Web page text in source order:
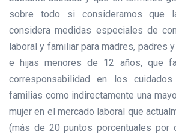
sobre todo si consideramos que
considera medidas especiales de
laboral y familiar para madres, padres
e hijas menores de 12 años, que
corresponsabilidad en los
familias como indirectamente una
mujer en el mercado laboral que
(más de 20 puntos porcentuales por